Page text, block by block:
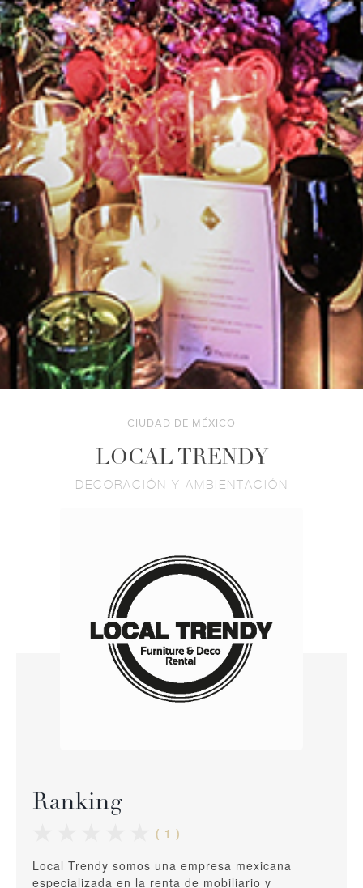
CIUDAD DE MÉXICO
LOCAL TRENDY
DECORACIÓN Y AMBIENTACIÓN
Ranking
( 1 )
Local Trendy somos una empresa mexicana
especializada en la renta de mobiliario y